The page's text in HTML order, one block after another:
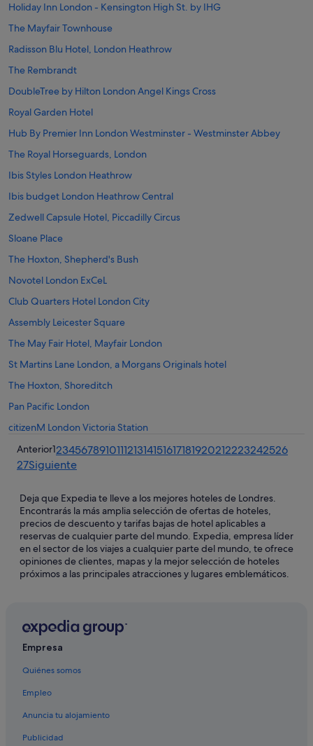
Holiday Inn London - Kensington High St. by IHG
The Mayfair Townhouse
Radisson Blu Hotel, London Heathrow
The Rembrandt
DoubleTree by Hilton London Angel Kings Cross
Royal Garden Hotel
Hub By Premier Inn London Westminster - Westminster Abbey
The Royal Horseguards, London
Ibis Styles London Heathrow
Ibis budget London Heathrow Central
Zedwell Capsule Hotel, Piccadilly Circus
Sloane Place
The Hoxton, Shepherd's Bush
Novotel London ExCeL
Club Quarters Hotel London City
Assembly Leicester Square
The May Fair Hotel, Mayfair London
St Martins Lane London, a Morgans Originals hotel
The Hoxton, Shoreditch
Pan Pacific London
citizenM London Victoria Station
Anterior1234567891011121314151617181920212223242526
27Siguiente
Deja que Expedia te lleve a los mejores hoteles de Londres.
Encontrarás la más amplia selección de ofertas de hoteles,
precios de descuento y tarifas bajas de hotel aplicables a
reservas de cualquier parte del mundo. Expedia, empresa líder
en el sector de los viajes a cualquier parte del mundo, te ofrece
opiniones de clientes, mapas y la mejor selección de hoteles
próximos a las principales atracciones y lugares emblemáticos.
Empresa
Quiénes somos
Empleo
Anuncia tu alojamiento
Publicidad